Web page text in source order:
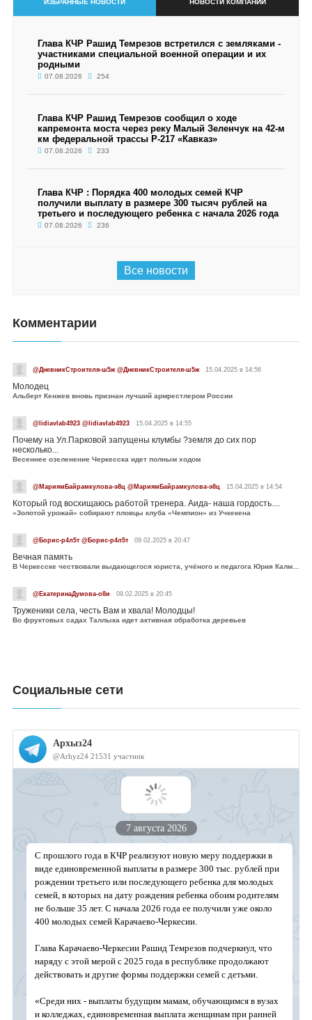
ИЗБРАННЫЕ НОВОСТИ НОВОСТИ КОМПАНИИ
Глава КЧР Рашид Темрезов встретился с земляками -
участниками специальной военной операции и их
родными
07.08.2026 254
Глава КЧР Рашид Темрезов сообщил о ходе
капремонта моста через реку Малый Зеленчук на 42-м
км федеральной трассы Р-217 «Кавказ»
07.08.2026 233
Глава КЧР : Порядка 400 молодых семей КЧР
получили выплату в размере 300 тысяч рублей на
третьего и последующего ребенка с начала 2026 года
07.08.2026 236
Все новости
Комментарии
@ДневникСтроителя-ш5ж @ДневникСтроителя-ш5ж 15.04.2025 в 14:56
Молодец
Альберт Кенжев вновь признан лучший армрестлером России
@lidiavlab4923 @lidiavlab4923 15.04.2025 в 14:55
Почему на Ул.Парковой запущены клумбы ?земля до сих пор
несколько...
Весеннее озеленение Черкесска идет полным ходом
@МариямБайрамкулова-э8ц @МариямБайрамкулова-э8ц 15.04.2025 в 14:54
Который год восхищаюсь работой тренера. Аида- наша гордость....
«Золотой урожай» собирают пловцы клуба «Чемпион» из Учкекена
@Борис-р4л5т @Борис-р4л5т 09.02.2025 в 20:47
Вечная память
В Черкесске чествовали выдающегося юриста, учёного и педагога Юрия Калмыкова
@ЕкатеринаДумова-о8и 09.02.2025 в 20:45
Труженики села, честь Вам и хвала! Молодцы!
Во фруктовых садах Таллыка идет активная обработка деревьев
Социальные сети